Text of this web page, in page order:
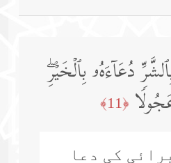
دُعَاۤءَهُۥ بِٱلۡخَیۡرِۖ
﴿11﴾
کی دعا